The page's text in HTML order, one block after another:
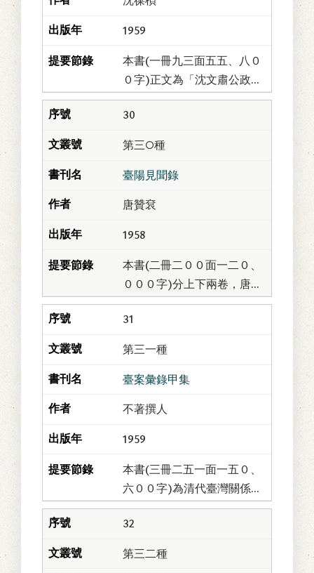
1959
本書(一冊九三面五五、八０
０字)正文為「沈文肅公政
書」卷五「福建臺灣奏摺」
全卷，而以「政書」卷六、
卷七「兩江總督任內奏摺」
中有關臺灣摺片選作...
30
第三○種
臺陽見聞錄
唐贊袞
1958
本書(二冊二００面一二０、
０００字)分上下兩卷，唐贊
袞撰。贊袞字韡之，湖南善
化人。前閱歷不詳；清光緒
十七年，調署臺澎道，旋補
臺南府；迄二十一...
31
第三一種
臺案彙錄甲集
不著撰人
1959
本書(三冊二五一面一五０、
六００字)為清代臺灣關係檔
案彙錄第一集，稱為「臺案
彙錄甲集」；以後陸續編印
「乙集」、「丙集」以至
「癸集」。每集加撰...
32
第三二種